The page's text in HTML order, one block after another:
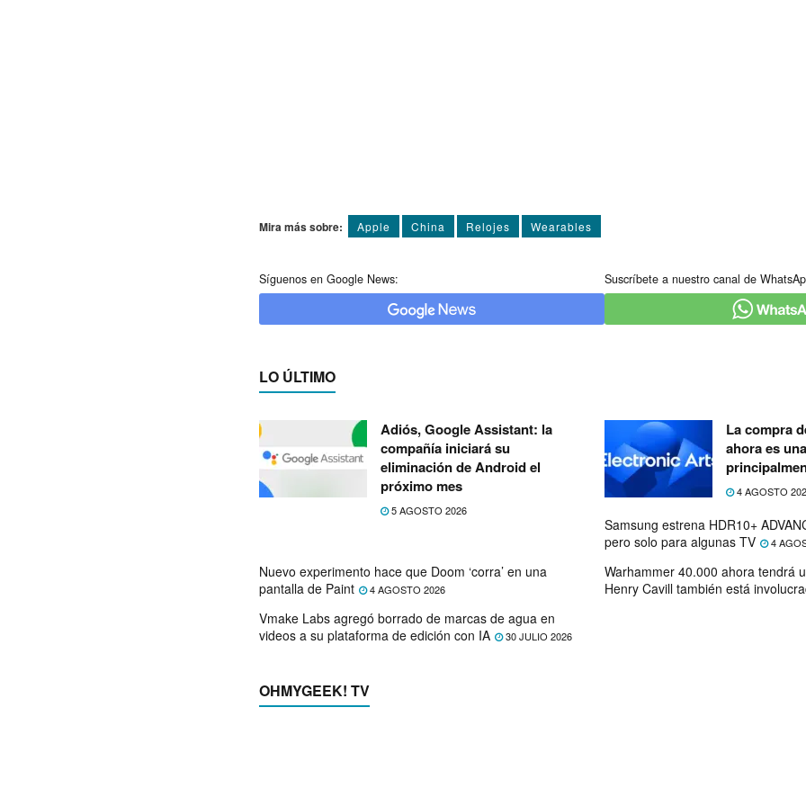
Mira más sobre: Apple China Relojes Wearables
Síguenos en Google News: Suscríbete a nuestro canal de
LO ÚLTIMO
Adiós, Google Assistant: la
compañía iniciará su
eliminación de Android el
próximo mes
5 AGOSTO 2026
La compra
ahora es
4 AGOSTO
Samsung estrena HDR10+
pero solo para algunas TV
4
Nuevo experimento hace que Doom ‘corra’ en una
pantalla de Paint
4 AGOSTO 2026
Warhammer 40.000 ahora tendrá
Henry Cavill también está
Vmake Labs agregó borrado de marcas de agua en
videos a su plataforma de edición con IA
30 JULIO 2026
OHMYGEEK! TV